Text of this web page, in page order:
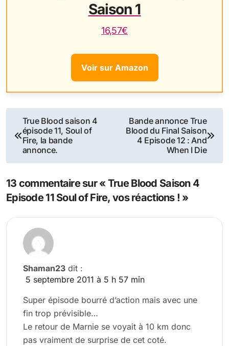
Saison 1
16,57€
Voir sur Amazon
Navigation
de
l’article
True Blood saison 4
épisode 11, Soul of
Fire, la bande
annonce.
Bande annonce True
Blood du Final Saison
4 Episode 12 : And
When I Die
13 commentaire sur « True Blood Saison 4
Episode 11 Soul of Fire, vos réactions ! »
Shaman23 dit :
5 septembre 2011 à 5 h 57 min
Super épisode bourré d’action mais avec une
fin trop prévisible…
Le retour de Marnie se voyait à 10 km donc
pas vraiment de surprise de cet coté.